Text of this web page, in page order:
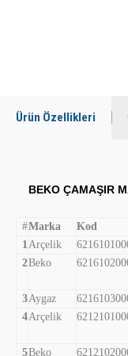
Ürün Özellikleri
BEKO ÇAMAŞIR
#Marka Kod
1 Arçelik
2Beko
3Aygaz
4Arçelik
5Beko